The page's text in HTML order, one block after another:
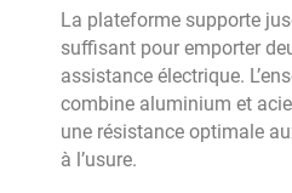
La plateforme supporte
suffisant pour emporter
assistance électrique.
combine aluminium et
une résistance optimale
à l’usure.